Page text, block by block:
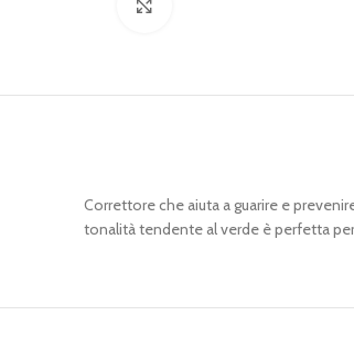
Correttore che aiuta a guarire e
tonalità tendente al verde è perfetta